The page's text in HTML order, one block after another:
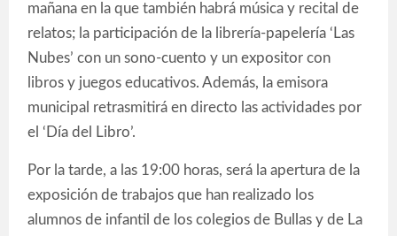
mañana en la que también habrá música y recital de
relatos; la participación de la librería-papelería ‘Las
Nubes’ con un sono-cuento y un expositor con
libros y juegos educativos. Además, la emisora
municipal retrasmitirá en directo las actividades por
el ‘Día del Libro’.
Por la tarde, a las 19:00 horas, será la apertura de la
exposición de trabajos que han realizado los
alumnos de infantil de los colegios de Bullas y de La